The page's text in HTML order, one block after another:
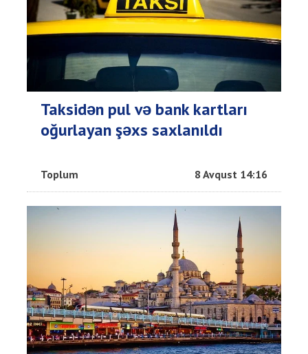
Taksidən pul və bank kartları
oğurlayan şəxs saxlanıldı
Toplum 8 Avqust 14:16